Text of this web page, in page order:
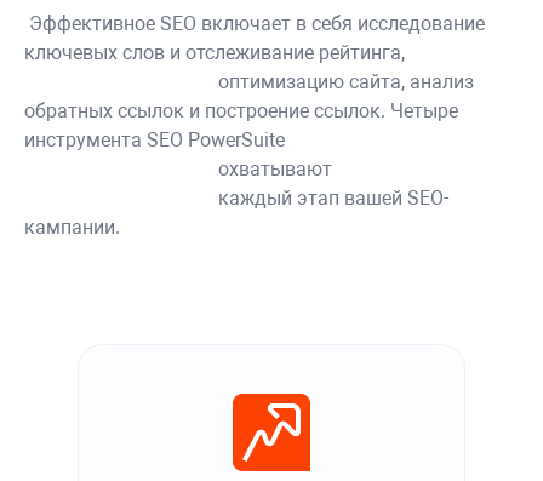
ключевых слов и отслеживание рейтинга,
обратных ссылок и построение ссылок. Четыре
инструмента SEO PowerSuite
кампании.